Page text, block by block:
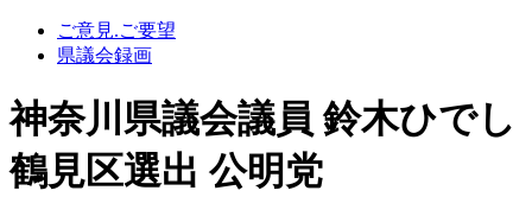
ご意見.ご要望
県議会録画
神奈川県議会議員 鈴木ひでし
鶴見区選出 公明党